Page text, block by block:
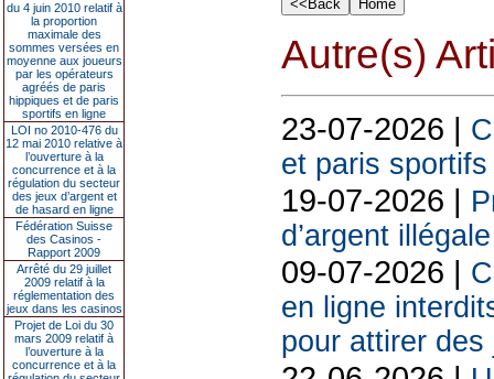
du 4 juin 2010 relatif à
la proportion
maximale des
sommes versées en
moyenne aux joueurs
par les opérateurs
agréés de paris
hippiques et de paris
sportifs en ligne
LOI no 2010-476 du
12 mai 2010 relative à
l’ouverture à la
concurrence et à la
régulation du secteur
des jeux d’argent et
de hasard en ligne
Fédération Suisse
des Casinos -
Rapport 2009
Arrêté du 29 juillet
2009 relatif à la
réglementation des
jeux dans les casinos
Projet de Loi du 30
mars 2009 relatif à
l’ouverture à la
concurrence et à la
Autre(s)
23-07-2026 |
et paris
19-07-2026 |
d’argent
09-07-2026 |
en ligne
pour attirer des